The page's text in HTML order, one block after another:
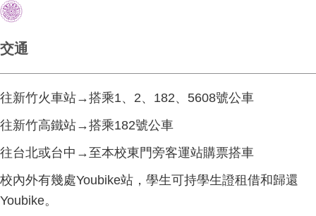
交通
往新竹火車站→搭乘1、2、182、5608號公車
往新竹高鐵站→搭乘182號公車
往台北或台中→至本校東門旁客運站購票搭車
校內外有幾處Youbike站，學生可持學生證租借和歸還
Youbike。